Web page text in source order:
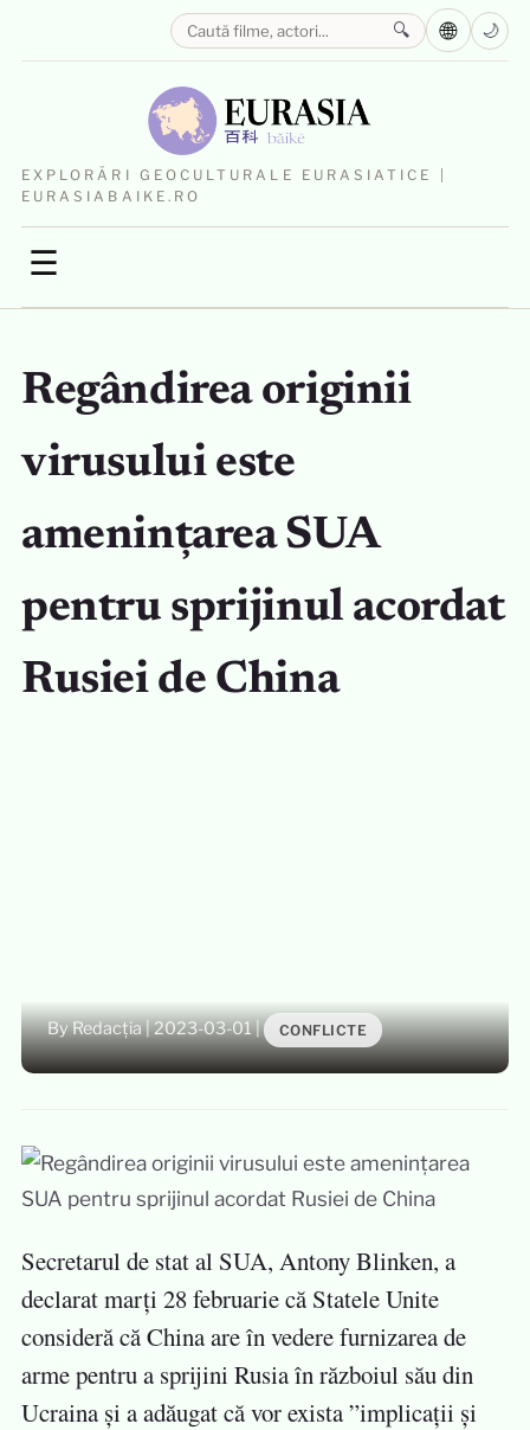
EXPLORĂRI GEOCULTURALE EURASIATICE |
EURASIABAIKE.RO
☰
🔍 🌐 🌙
Regândirea originii
virusului este
amenințarea SUA
pentru sprijinul acordat
Rusiei de China
By Redacția|2023-03-01| CONFLICTE
Secretarul de stat al SUA, Antony Blinken, a
declarat marți 28 februarie că Statele Unite
consideră că China are în vedere furnizarea de
arme pentru a sprijini Rusia în războiul său din
Ucraina și a adăugat că vor exista ”implicații și